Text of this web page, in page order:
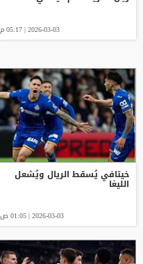
2026-03-03 | 05:17 م
خيتافي يُسقط الريال ويُشعل
الليغا
2026-03-03 | 01:05 ص